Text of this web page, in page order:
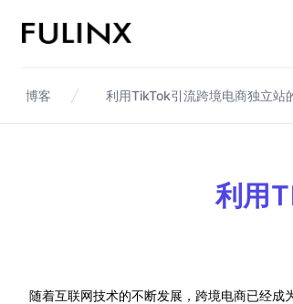
Fulinx-跨境电商独立站自建站平台
博客 利用TikTok引流跨境电商独立站
利用
随着互联网技术的不断发展，跨境电商已经